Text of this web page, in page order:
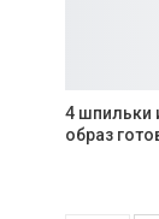
4 шпильки
образ